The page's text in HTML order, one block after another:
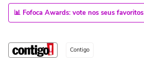
📊 Fofoca Awards: vote nos seus favoritos
Contigo